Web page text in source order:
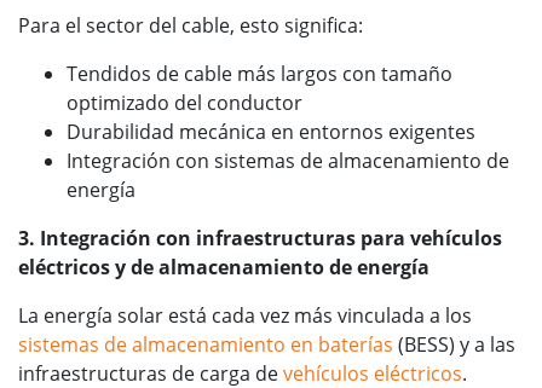
Para el sector del cable, esto significa:
Tendidos de cable más largos con tamaño
optimizado del conductor
Durabilidad mecánica en entornos exigentes
Integración con sistemas de almacenamiento de
energía
3. Integración con infraestructuras para vehículos
eléctricos y de almacenamiento de energía
La energía solar está cada vez más vinculada a los
sistemas de almacenamiento en baterías (BESS) y a las
infraestructuras de carga devehículos eléctricos.